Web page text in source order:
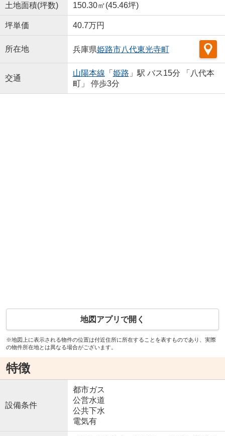
土地面積(坪数) 150.30㎡(45.46坪)
坪単価 40.7万円
所在地 兵庫県姫路市八代東光寺町
交通
山陽本線 「 姫路 」駅 バス15分 「八代本
町」 停歩3分
地図アプリで開く
※地図上に表示される物件の位置は付近住所に所在することを表すものであり、実際
の物件所在地とは異なる場合がございます。
特徴
設備条件
都市ガス
公営水道
公共下水
電気有